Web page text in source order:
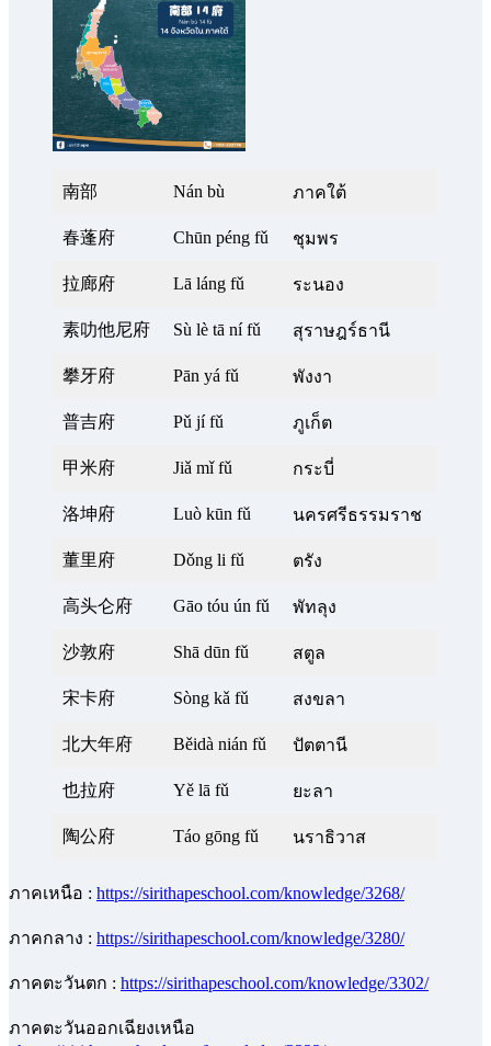
南部 Nán bù ภาคใต้
春蓬府 Chūn péng fǔ ชุมพร
拉廊府 Lā láng fǔ ระนอง
素叻他尼府 Sù lè tā ní fǔ สุราษฎร์ธานี
攀牙府 Pān yá fǔ พังงา
普吉府 Pǔ jí fǔ ภูเก็ต
甲米府 Jiǎ mǐ fǔ กระบี่
洛坤府 Luò kūn fǔ นครศรีธรรมราช
董里府 Dǒng li fǔ ตรัง
高头仑府 Gāo tóu ún fǔ พัทลุง
沙敦府 Shā dūn fǔ สตูล
宋卡府 Sòng kǎ fǔ สงขลา
北大年府 Běidà nián fǔ ปัตตานี
也拉府 Yě lā fǔ ยะลา
陶公府 Táo gōng fǔ นราธิวาส
ภาคเหนือ : https://sirithapeschool.com/knowledge/3268/
ภาคกลาง : https://sirithapeschool.com/knowledge/3280/
ภาคตะวันตก : https://sirithapeschool.com/knowledge/3302/
ภาคตะวันออกเฉียงเหนือ